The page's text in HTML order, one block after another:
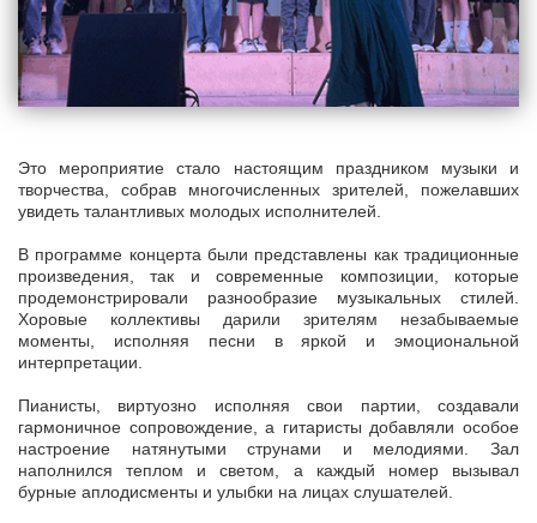
Это мероприятие стало настоящим праздником музыки и
творчества, собрав многочисленных зрителей, пожелавших
увидеть талантливых молодых исполнителей.
В программе концерта были представлены как традиционные
произведения, так и современные композиции, которые
продемонстрировали разнообразие музыкальных стилей.
Хоровые коллективы дарили зрителям незабываемые
моменты, исполняя песни в яркой и эмоциональной
интерпретации.
Пианисты, виртуозно исполняя свои партии, создавали
гармоничное сопровождение, а гитаристы добавляли особое
настроение натянутыми струнами и мелодиями. Зал
наполнился теплом и светом, а каждый номер вызывал
бурные аплодисменты и улыбки на лицах слушателей.